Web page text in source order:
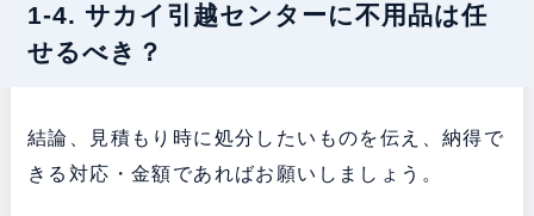
1-4. サカイ引越センターに不用品は任
せるべき？
結論、見積もり時に処分したいものを伝え、納得で
きる対応・金額であればお願いしましょう。